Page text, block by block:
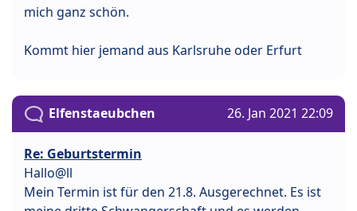
mich ganz schön.
Kommt hier jemand aus Karlsruhe oder Erfurt
Elfenstaeubchen 26. Jan 2021 22:09
Re: Geburtstermin
Hallo@ll
Mein Termin ist für den 21.8. Ausgerechnet. Es ist